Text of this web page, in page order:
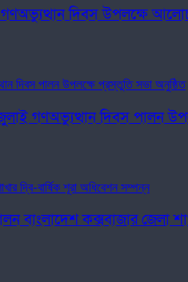
দিবস উপলক্ষে
গণঅভ্যুত্থান দিবস পালন
বাংলাদেশ কক্সবাজার জেলা